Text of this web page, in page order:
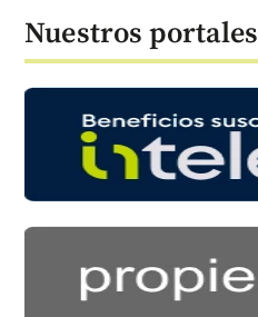
Nuestros portales